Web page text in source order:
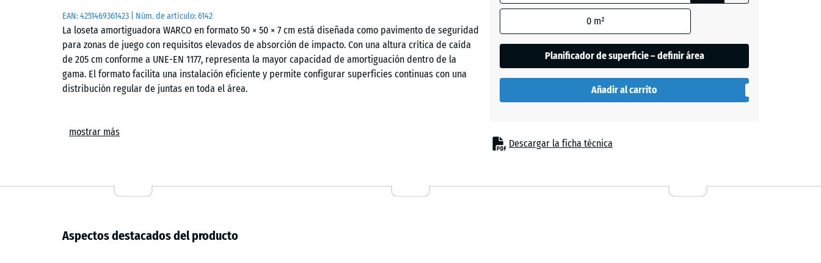
EAN:4251469361423 | Núm. de artículo:6142
La loseta amortiguadora WARCO en formato 50 × 50 × 7 cm está diseñada como pavimento de seguridad
para zonas de juego con requisitos elevados de absorción de impacto. Con una altura crítica de caída
de 205 cm conforme a UNE-EN 1177, representa la mayor capacidad de amortiguación dentro de la
gama. El formato facilita una instalación eficiente y permite configurar superficies continuas con una
distribución regular de juntas en toda el área.
contribuya a reducir el riesgo en caso de caída.
Fabricada a partir de granulado de caucho ELT aglomerado con poliuretano, la loseta presenta una
mostrar más
Rojo
tomate
- 0,50 €
tilo
0 m²
Planificador de superficie – definir área
Añadir al carrito
Descargar la ficha técnica
Aspectos destacados del producto